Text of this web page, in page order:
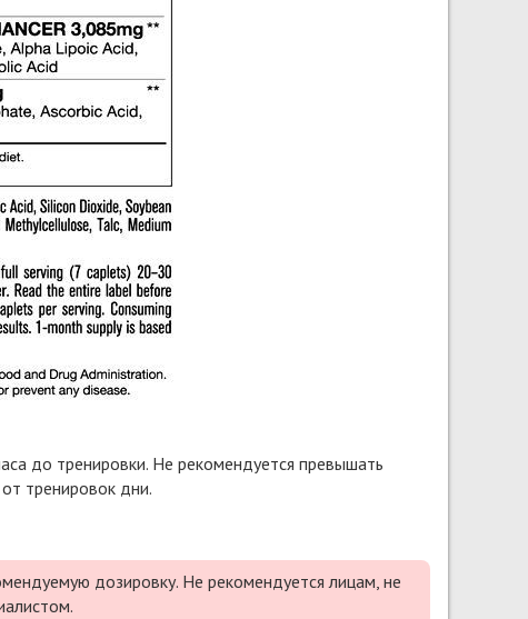
до тренировки. Не рекомендуется превышать
тренировок дни.
дозировку. Не рекомендуется лицам, не